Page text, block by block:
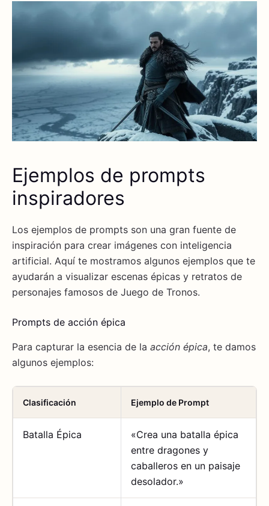
Ejemplos de prompts
inspiradores
Los ejemplos de prompts son una gran fuente de
inspiración para crear imágenes con inteligencia
artificial. Aquí te mostramos algunos ejemplos que te
ayudarán a visualizar escenas épicas y retratos de
personajes famosos de Juego de Tronos.
Prompts de acción épica
Para capturar la esencia de la acción épica, te damos
algunos ejemplos:
Clasificación Ejemplo de Prompt
Batalla Épica
«Crea una batalla épica
entre dragones y
caballeros en un paisaje
desolador.»